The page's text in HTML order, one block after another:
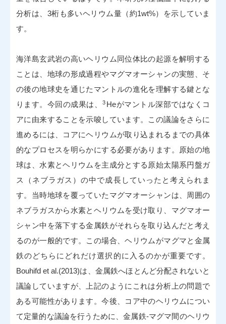
分析は、3桁も多いヘリウム量（約1wt%）を示していま
す。
海洋島玄武岩の高いヘリウム同位体比の起源を解明する
ことは、地球の形成過程やマグマオーシャンの実態、そ
の後の地球史を通じたマントルの進化を理解する鍵とな
ります。今回の成果は、
3 Heがマントル深部ではなくコ
アに由来することを示唆しています。この議論をさらに
進めるには、コアにヘリウムが取り込まれるまでの具体
的なプロセスを明らかにする必要があります。原始の地
球は、水素とヘリウムを主成分とする原始太陽系円盤ガ
ス（ネブラガス）の中で成長していったと考えられま
す。当時地球を覆っていたマグマオーシャンは、周囲の
ネブラガスから水素とヘリウムを受け取り、マグマオー
シャン中を落下する金属鉄がそれらを取り込んだと考え
るのが一般的です。この場合、ヘリウムがマグマと金属
鉄のどちらにどれだけ選択的に入るのかが重要です。
Bouhifd et al.(2013)は、金属鉄へほとんど分配されないと
議論していますが、上記のようにこれは分析上の問題で
ある可能性があります。今後、コア中のヘリウムについ
て定量的な議論を行うために、金属鉄-マグマ間のヘリウ